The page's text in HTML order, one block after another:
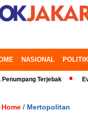
NASIONAL POLITIK
Terjebak Evakuasi
Home / Mertopolitan